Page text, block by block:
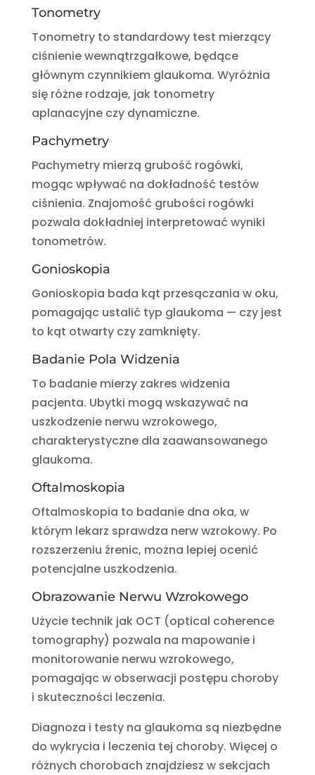
Tonometry
Tonometry to standardowy test mierzący
ciśnienie wewnątrzgałkowe, będące
głównym czynnikiem glaukoma. Wyróżnia
się różne rodzaje, jak tonometry
aplanacyjne czy dynamiczne.
Pachymetry
Pachymetry mierzą grubość rogówki,
mogąc wpływać na dokładność testów
ciśnienia. Znajomość grubości rogówki
pozwala dokładniej interpretować wyniki
tonometrów.
Gonioskopia
Gonioskopia bada kąt przesączania w oku,
pomagając ustalić typ glaukoma — czy jest
to kąt otwarty czy zamknięty.
Badanie Pola Widzenia
To badanie mierzy zakres widzenia
pacjenta. Ubytki mogą wskazywać na
uszkodzenie nerwu wzrokowego,
charakterystyczne dla zaawansowanego
glaukoma.
Oftalmoskopia
Oftalmoskopia to badanie dna oka, w
którym lekarz sprawdza nerw wzrokowy. Po
rozszerzeniu źrenic, można lepiej ocenić
potencjalne uszkodzenia.
Obrazowanie Nerwu Wzrokowego
Użycie technik jak OCT (optical coherence
tomography) pozwala na mapowanie i
monitorowanie nerwu wzrokowego,
pomagając w obserwacji postępu choroby
i skuteczności leczenia.
Diagnoza i testy na glaukoma są niezbędne
do wykrycia i leczenia tej choroby. Więcej o
różnych chorobach znajdziesz w sekcjach